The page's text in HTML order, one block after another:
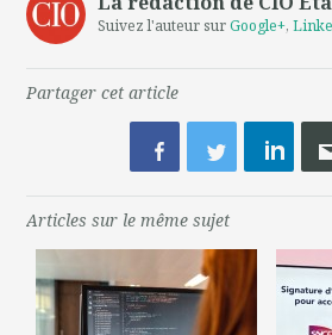
Suivez l'auteur surGoogle+,
Partager cet article
Articles sur le même sujet